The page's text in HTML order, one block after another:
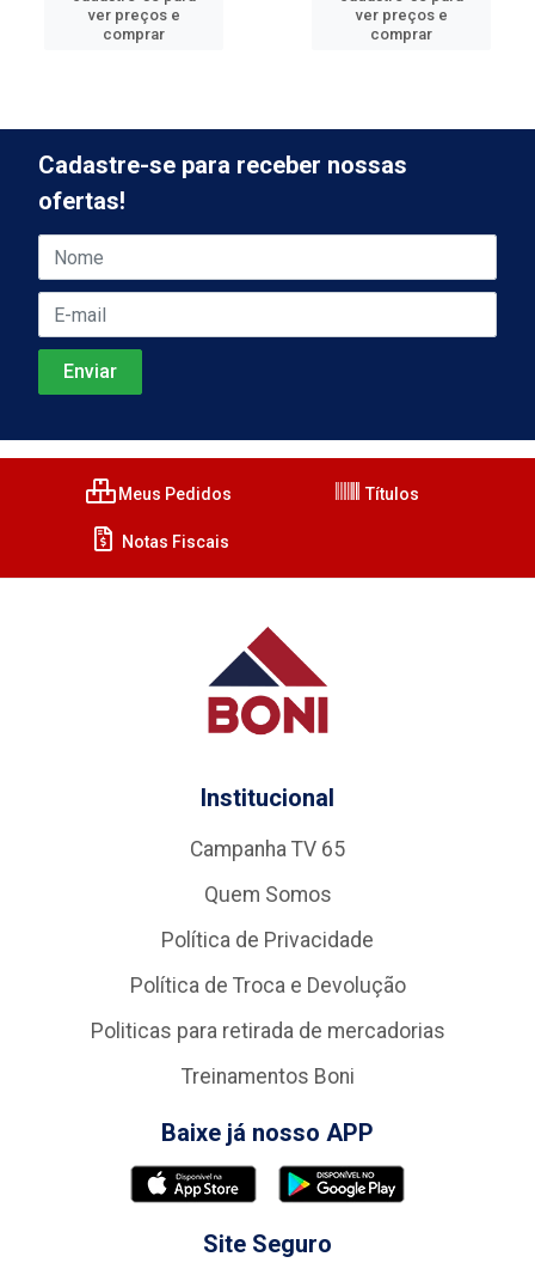
ver preços e
comprar
ver preços e
comprar
Cadastre-se para receber nossas
ofertas!
Meus Pedidos Títulos
Notas Fiscais
Institucional
Campanha TV 65
Quem Somos
Política de Privacidade
Política de Troca e Devolução
Politicas para retirada de mercadorias
Treinamentos Boni
Baixe já nosso APP
Site Seguro